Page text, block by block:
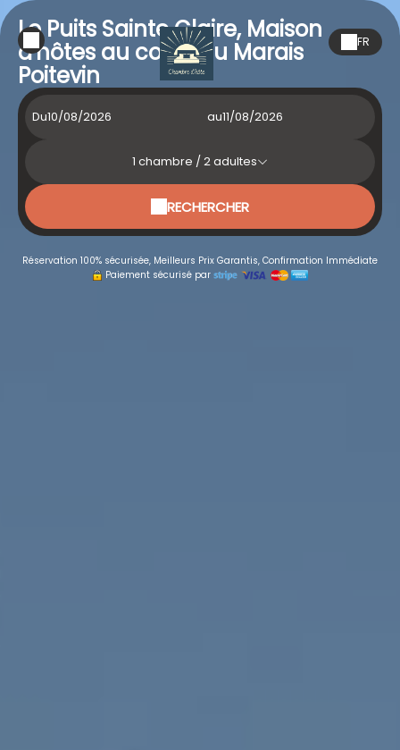
FR
Le Puits Sainte Claire, Maison
d'hôtes au cœur du Marais
Poitevin
Du au
1 chambre /2adultes
RECHERCHER
Réservation 100% sécurisée, Meilleurs Prix Garantis, Confirmation Immédiate
Paiement sécurisé par